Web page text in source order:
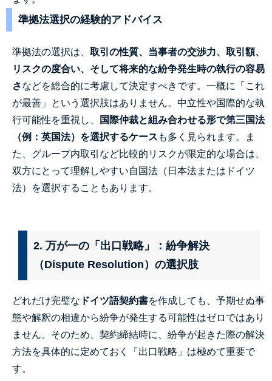
準拠法選択の経験的アドバイス
準拠法の選択は、 取引の性質、当事者の交渉力、取引額、
リスクの度合い、そして将来的な紛争発生時の執行の容易
さなどを総合的に考慮して決定すべきです。一概に「これ
が最善」という選択肢はありません。中立性や国際的な執
行可能性を重視し、
国際仲裁と組み合わせる形で第三国法
（例：英国法）を選択するケース も多く見られます。ま
た、グループ内取引など比較的リスクが限定的な場合は、
双方にとって理解しやすい自国法（日本法またはドイツ
法）を選択することもあります。
2. 万が一の「出口戦略」：紛争解決
（Dispute Resolution）の選択肢
どれだけ完璧な ドイツ語契約書を作成しても、予期せぬ事
態や解釈の相違から紛争が発生する可能性はゼロではあり
ません。そのため、契約締結時に、紛争が起きた際の解決
方法を具体的に定めておく「出口戦略」は極めて重要で
す。